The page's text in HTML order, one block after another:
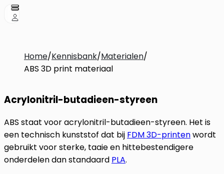
Home/Kennisbank/Materialen/
ABS 3D print materiaal
Acrylonitril-butadieen-styreen
ABS staat voor acrylonitril-butadieen-styreen. Het is
een technisch kunststof dat bij FDM 3D-printenwordt
gebruikt voor sterke, taaie en hittebestendigere
onderdelen dan standaard PLA.